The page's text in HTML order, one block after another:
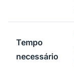
Tempo
necessário